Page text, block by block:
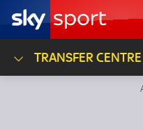
TRANSFER CENTRE